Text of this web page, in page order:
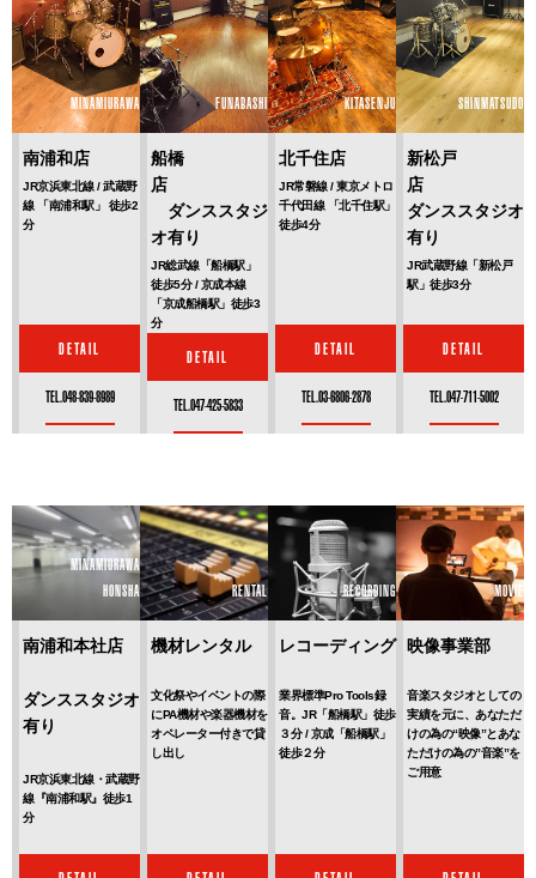
MINAMIURAWA
南浦和店
JR京浜東北線 / 武蔵野
線 「南浦和駅」 徒歩2
分
DETAIL
TEL.048-839-8989
FUNABASHI
船橋
店
ダンススタジ
オ有り
JR総武線「船橋駅」
徒歩5分 / 京成本線
「京成船橋駅」徒歩3
分
DETAIL
TEL.047-425-5833
KITASENJU
北千住店
JR常磐線 / 東京メトロ
千代田線 「北千住駅」
徒歩4分
DETAIL
TEL.03-6806-2878
SHINMATSUDO
新松戸
店
ダンススタジオ
有り
JR武蔵野線「新松戸
駅」徒歩3分
DETAIL
TEL.047-711-5002
MINAMIURAWA
HONSHA
南浦和本社店
ダンススタジオ
有り
JR京浜東北線・武蔵野
線『南浦和駅』徒歩1
分
RENTAL
機材レンタル
文化祭やイベントの際
にPA機材や楽器機材を
オペレーター付きで貸
し出し
RECORDING
レコーディング
業界標準Pro Tools録
音。JR「船橋駅」徒歩
３分 / 京成「船橋駅」
徒歩２分
MOVIE
映像事業部
音楽スタジオとしての
実績を元に、あなただ
けの為の“映像”とあな
ただけの為の”音楽”を
ご用意